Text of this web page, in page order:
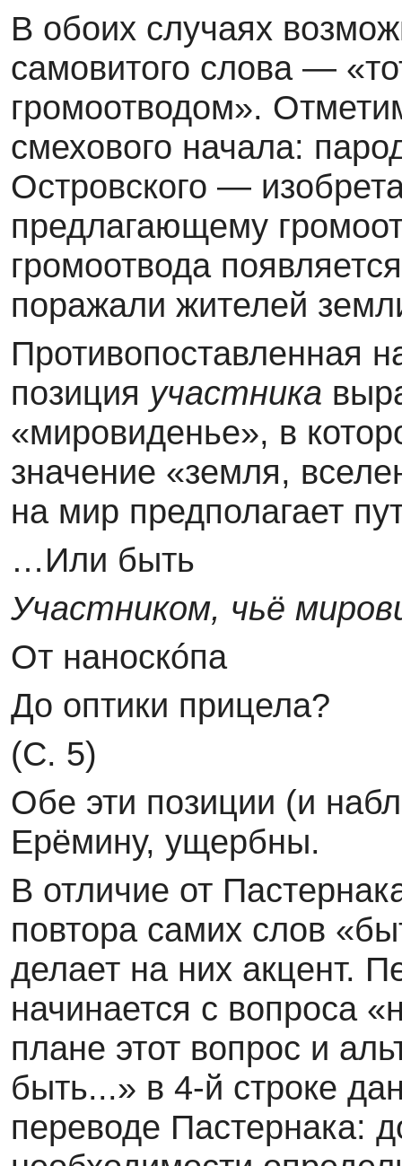
В обоих случаях
самовитого слова —
громоотводом».
смехового начала:
Островского —
предлагающему
громоотвода
поражали жителей
Противопоставленная
позиция участника
«мировиденье», в
значение «земля,
на мир предполагает
…Или быть
Участником, чьё
От наноскóпа
До оптики прицела?
(С. 5)
Обе эти позиции (и
Ерёмину, ущербны.
В отличие от
повтора самих слов
делает на них акцент.
начинается с вопроса
плане этот вопрос и
быть...» в 4-й строке
переводе Пастернака: